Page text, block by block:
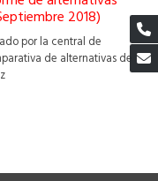
2018)
por la central de
de alternativas de